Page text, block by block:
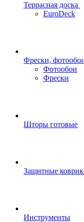
Террасная доска
EuroDeck
Фрески,
Фотообои
Фрески
Шторы готовые
Защитные
Инструменты